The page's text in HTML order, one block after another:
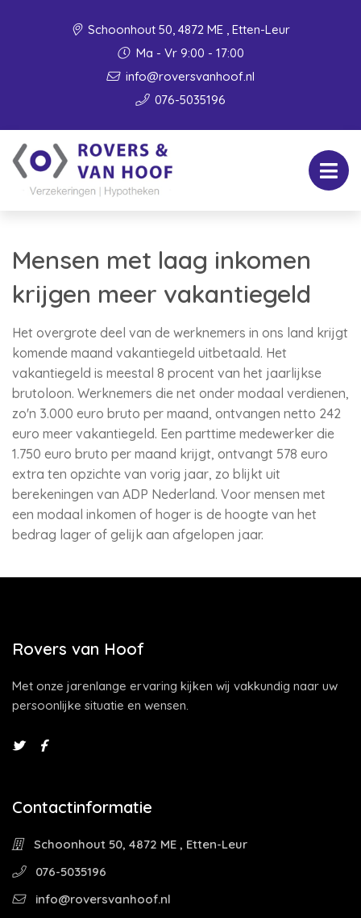
Schoonhout 50, 4872 ME , Etten-Leur
Ma - Vr 9:00 - 17:00
info@roversvanhoof.nl
076-5035196
Mensen met laag inkomen
krijgen meer vakantiegeld
Het overgrote deel van de werknemers in ons land krijgt
komende maand vakantiegeld uitbetaald. Het
vakantiegeld is meestal 8 procent van het jaarlijkse
brutoloon. Werknemers die net onder modaal verdienen,
zo'n 3.000 euro bruto per maand, ontvangen netto 242
euro meer vakantiegeld. Een parttime medewerker die
1.750 euro bruto per maand krijgt, ontvangt 578 euro
extra ten opzichte van vorig jaar, zo blijkt uit
berekeningen van ADP Nederland. Voor mensen met
een modaal inkomen of hoger is de hoogte van het
bedrag lager of gelijk aan afgelopen jaar.
Rovers van Hoof
Met onze jarenlange ervaring kijken wij vakkundig naar uw
persoonlijke situatie en wensen.
Contactinformatie
Schoonhout 50, 4872 ME , Etten-Leur
076-5035196
info@roversvanhoof.nl